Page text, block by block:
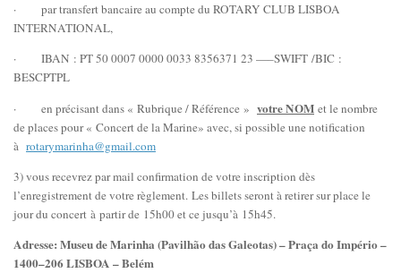
· par transfert bancaire au compte du ROTARY CLUB LISBOA
INTERNATIONAL,
· IBAN : PT 50 0007 0000 0033 8356371 23 —–SWIFT /BIC :
BESCPTPL
· en précisant dans « Rubrique / Référence » votre NOM et le nombre
de places pour « Concert de la Marine» avec, si possible une notification
à rotarymarinha@gmail.com
3) vous recevrez par mail confirmation de votre inscription dès
l’enregistrement de votre règlement. Les billets seront à retirer sur place le
jour du concert à partir de 15h00 et ce jusqu’à 15h45.
Adresse: Museu de Marinha (Pavilhão das Galeotas) – Praça do Império –
1400–206 LISBOA – Belém